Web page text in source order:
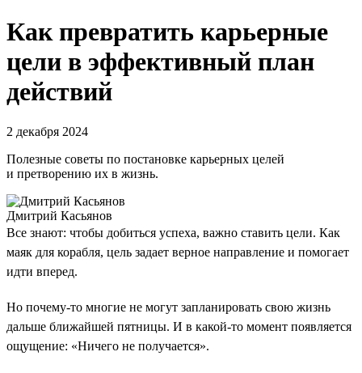
Как превратить карьерные
цели в эффективный план
действий
2 декабря 2024
Полезные советы по постановке карьерных целей
и претворению их в жизнь.
Дмитрий Касьянов
Все знают: чтобы добиться успеха, важно ставить цели. Как
маяк для корабля, цель задает верное направление и помогает
идти вперед.
Но почему-то многие не могут запланировать свою жизнь
дальше ближайшей пятницы. И в какой-то момент появляется
ощущение: «Ничего не получается».